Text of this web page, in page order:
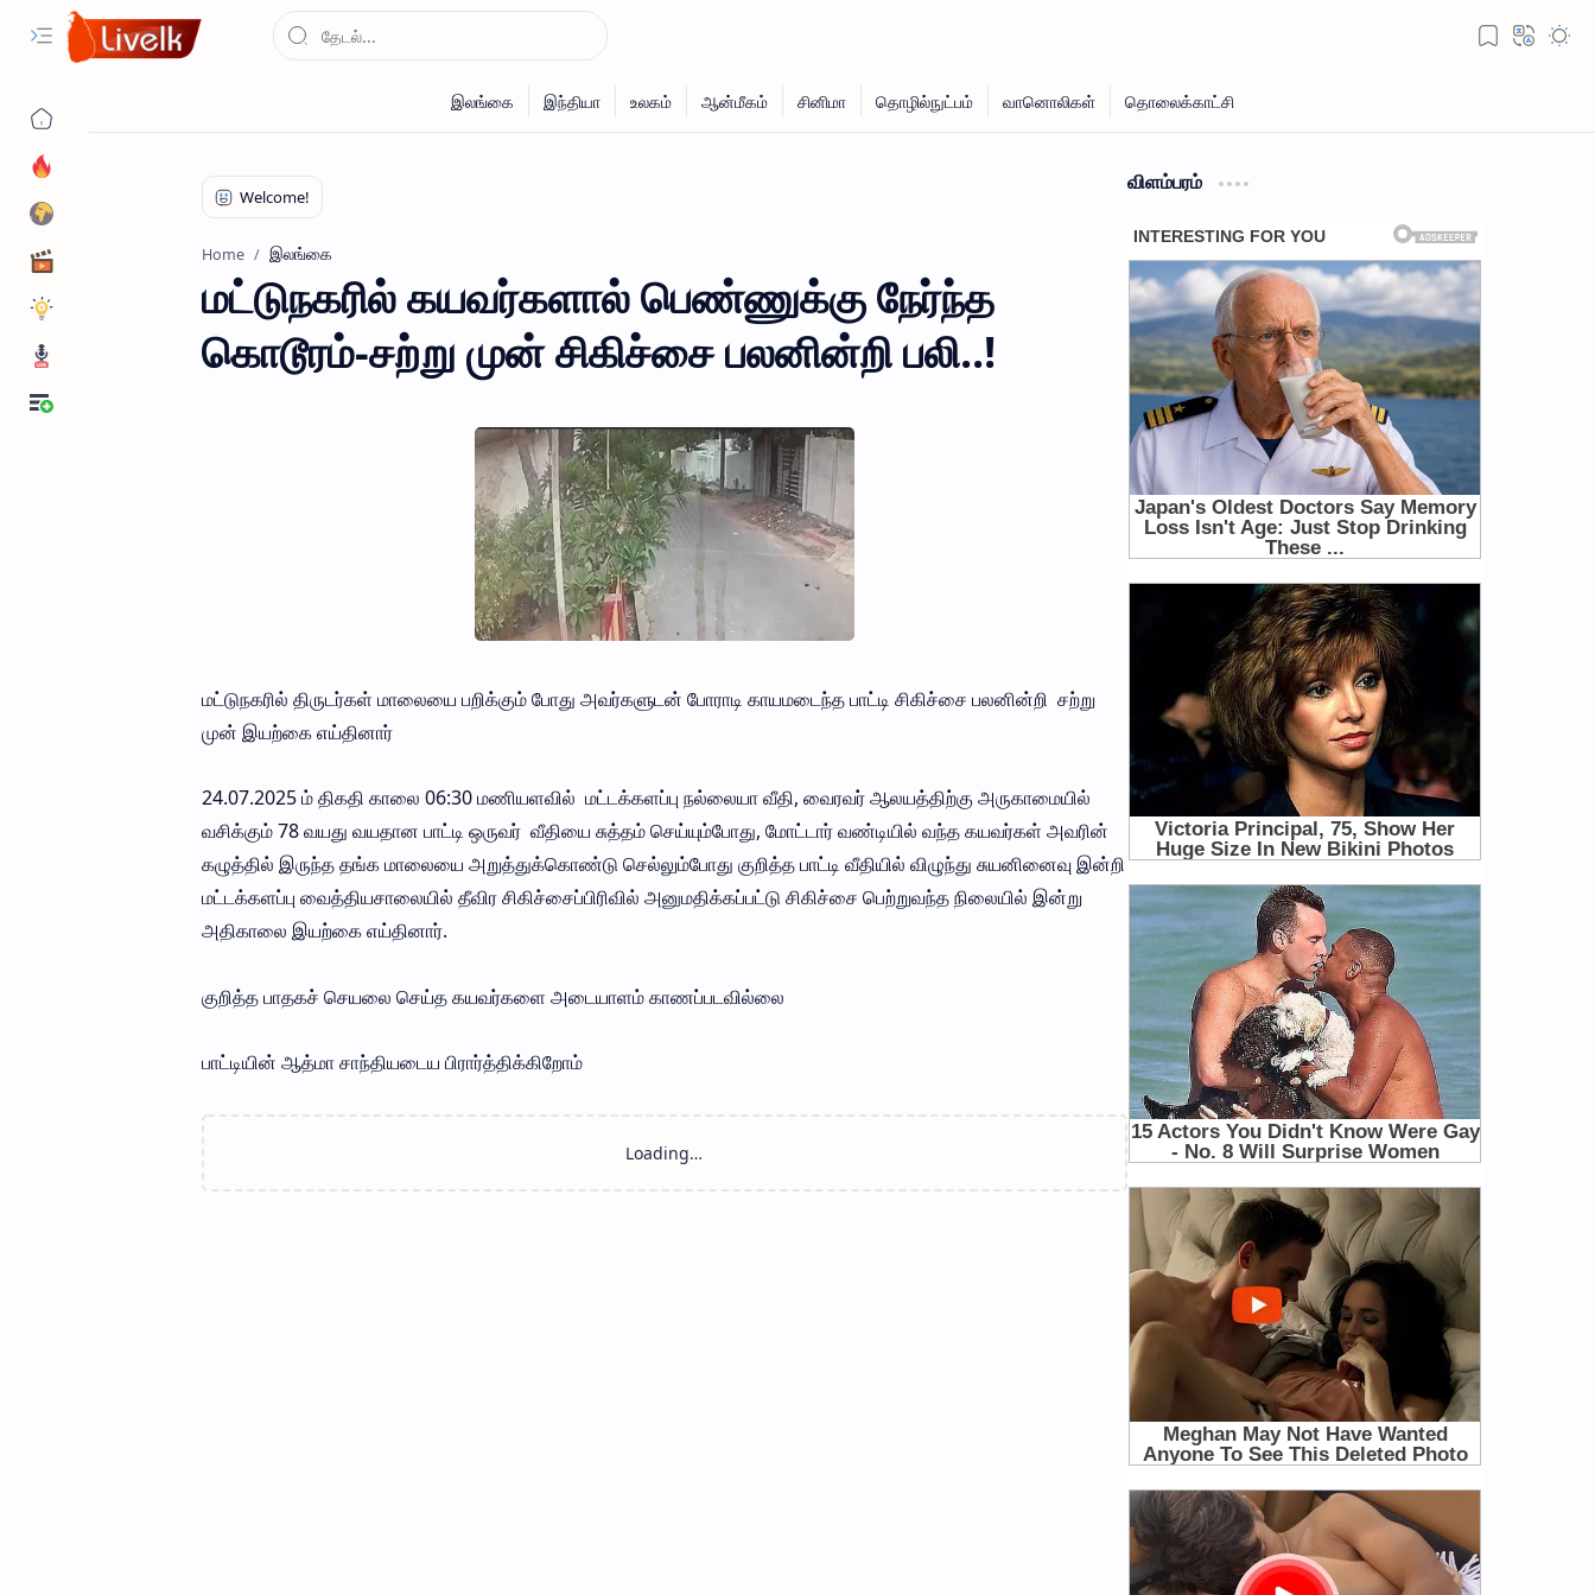
Home இலங்கை
மட்டுநகரில் கயவர்களால் பெண்ணுக்கு நேர்ந்த
கொடூரம்-சற்று முன் சிகிச்சை பலனின்றி பலி..!
மட்டுநகரில் திருடர்கள் மாலையை பறிக்கும் போது அவர்களுடன் போராடி காயமடைந்த பாட்டி சிகிச்சை பலனின்றி சற்று
முன் இயற்கை எய்தினார்
24.07.2025 ம் திகதி காலை 06:30 மணியளவில் மட்டக்களப்பு நல்லையா வீதி, வைரவர் ஆலயத்திற்கு அருகாமையில்
வசிக்கும் 78 வயது வயதான பாட்டி ஒருவர் வீதியை சுத்தம் செய்யும்போது, மோட்டார் வண்டியில் வந்த கயவர்கள் அவரின்
கழுத்தில் இருந்த தங்க மாலையை அறுத்துக்கொண்டு செல்லும்போது குறித்த பாட்டி வீதியில் விழுந்து சுயனினைவு இன்றி
மட்டக்களப்பு வைத்தியசாலையில் தீவிர சிகிச்சைப்பிரிவில் அனுமதிக்கப்பட்டு சிகிச்சை பெற்றுவந்த நிலையில் இன்று
அதிகாலை இயற்கை எய்தினார்.
குறித்த பாதகச் செயலை செய்த கயவர்களை அடையாளம் காணப்படவில்லை
பாட்டியின் ஆத்மா சாந்தியடைய பிரார்த்திக்கிறோம்
விளம்பரம்